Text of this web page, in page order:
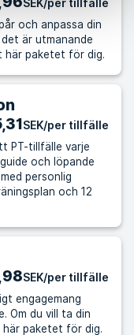
SEK/per tillfälle
och anpassa din
här paketet för dig.
SEK/per tillfälle
PT-tillfälle varje
och löpande
personlig
och 12
SEK/per tillfälle
engagemang
paketet för dig.